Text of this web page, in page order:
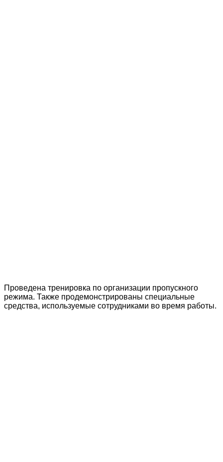
Проведена тренировка по организации пропускного
режима. Также продемонстрированы специальные
средства, используемые сотрудниками во время работы.